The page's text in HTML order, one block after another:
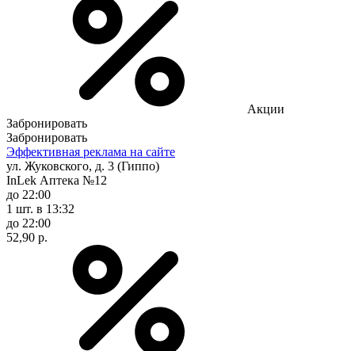
Акции
Забронировать
Забронировать
Эффективная реклама на сайте
ул. Жуковского, д. 3 (Гиппо)
InLek Аптека №12
до 22:00
1 шт. в 13:32
до 22:00
52,90 р.